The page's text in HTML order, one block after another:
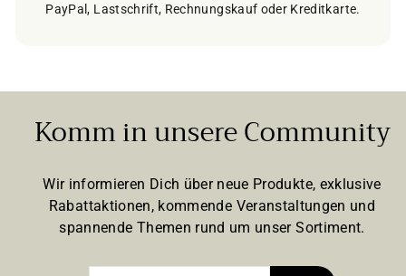
PayPal, Lastschrift, Rechnungskauf oder Kreditkarte.
Komm in unsere Community
Wir informieren Dich über neue Produkte, exklusive
Rabattaktionen, kommende Veranstaltungen und
spannende Themen rund um unser Sortiment.